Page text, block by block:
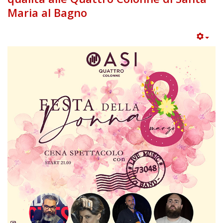
Maria al Bagno